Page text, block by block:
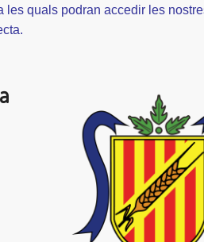
les quals podran accedir les